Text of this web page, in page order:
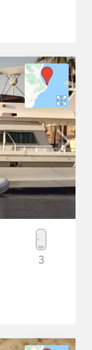
3